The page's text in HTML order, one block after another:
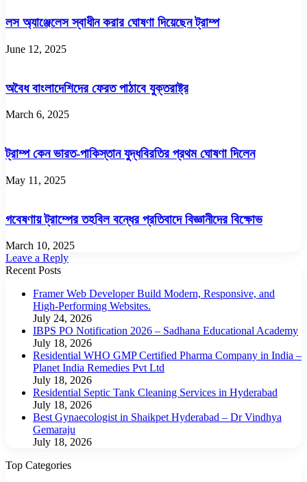
লস অ্যাঞ্জেলেস স্বাধীন করার ঘোষণা দিয়েছেন ট্রাম্প
June 12, 2025
অবৈধ বাংলাদেশিদের ফেরত পাঠাবে যুক্তরাষ্ট্র
March 6, 2025
ট্রাম্প কেন ভারত-পাকিস্তান যুদ্ধবিরতির প্রথম ঘোষণা দিলেন
May 11, 2025
গবেষণায় ট্রাম্পের তহবিল বন্ধের প্রতিবাদে বিজ্ঞানীদের বিক্ষোভ
March 10, 2025
Leave a Reply
Recent Posts
Framer Web Developer Build Modern, Responsive, and
High-Performing Websites.
July 24, 2026
IBPS PO Notification 2026 – Sadhana Educational Academy
July 18, 2026
Residential WHO GMP Certified Pharma Company in India –
Planet India Remedies Pvt Ltd
July 18, 2026
Residential Septic Tank Cleaning Services in Hyderabad
July 18, 2026
Best Gynaecologist in Shaikpet Hyderabad – Dr Vindhya
Gemaraju
July 18, 2026
Top Categories